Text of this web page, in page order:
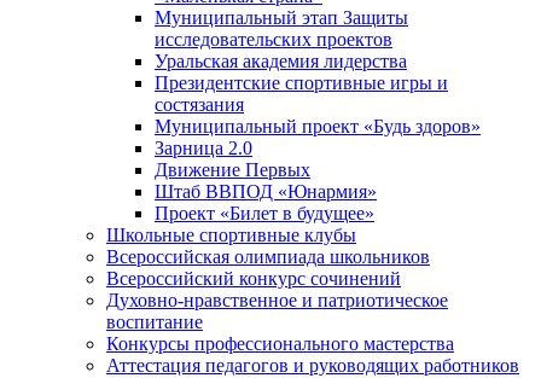
Муниципальный этап Защиты
исследовательских проектов
Уральская академия лидерства
Президентские спортивные игры и
состязания
Муниципальный проект «Будь здоров»
Зарница 2.0
Движение Первых
Штаб ВВПОД «Юнармия»
Проект «Билет в будущее»
Школьные спортивные клубы
Всероссийская олимпиада школьников
Всероссийский конкурс сочинений
Духовно-нравственное и патриотическое
воспитание
Конкурсы профессионального мастерства
Аттестация педагогов и руководящих работников